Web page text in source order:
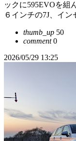
ックに595EVOを組
６インチの7J、イ
thumb_up 50
comment0
2026/05/29 13:25